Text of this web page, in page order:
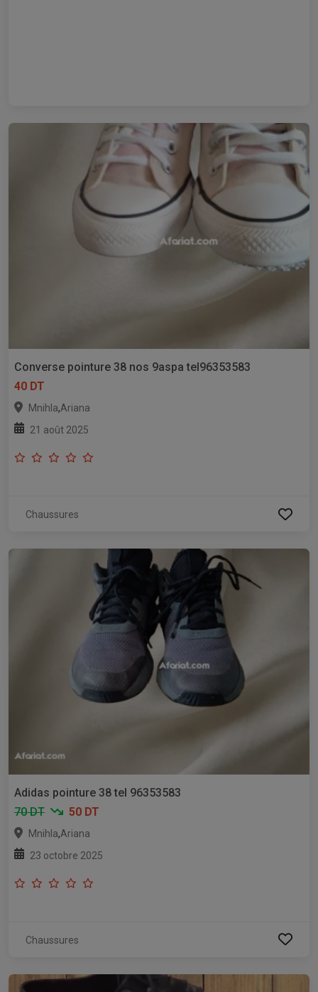
Converse pointure 38 nos 9aspa tel96353583
40 DT
Mnihla,Ariana
21 août 2025
Chaussures
Adidas pointure 38 tel 96353583
70 DT
50 DT
Mnihla,Ariana
23 octobre 2025
Chaussures